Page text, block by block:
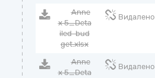
Anne
x 5_Deta
iled-bud
get.xlsx
Видалено
Anne
x 5_Deta
Видалено